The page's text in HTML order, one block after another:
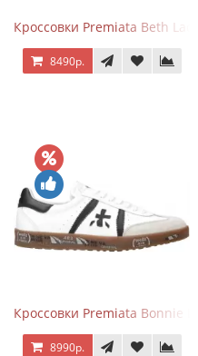
Кроссовки Premiata Beth
8490р.
Кроссовки Premiata Bonnie
8990р.